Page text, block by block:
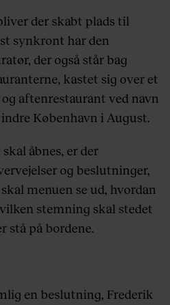
der skabt plads til
synkront har den
der også står bag
kastet sig over et
aftenrestaurant ved navn
København i August.
åbnes, er der
og beslutninger,
menuen se ud, hvordan
stemning skal stedet
stå på bordene.
en beslutning, Frederik